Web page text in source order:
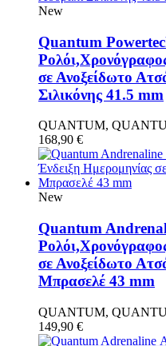
New
Quantum
σε Ανοξείδωτο
Σιλικόνης 41.5 mm
QUANTUM,
168,90 €
New
Quantum
σε Ανοξείδωτο
Μπρασελέ 43 mm
QUANTUM,
149,90 €